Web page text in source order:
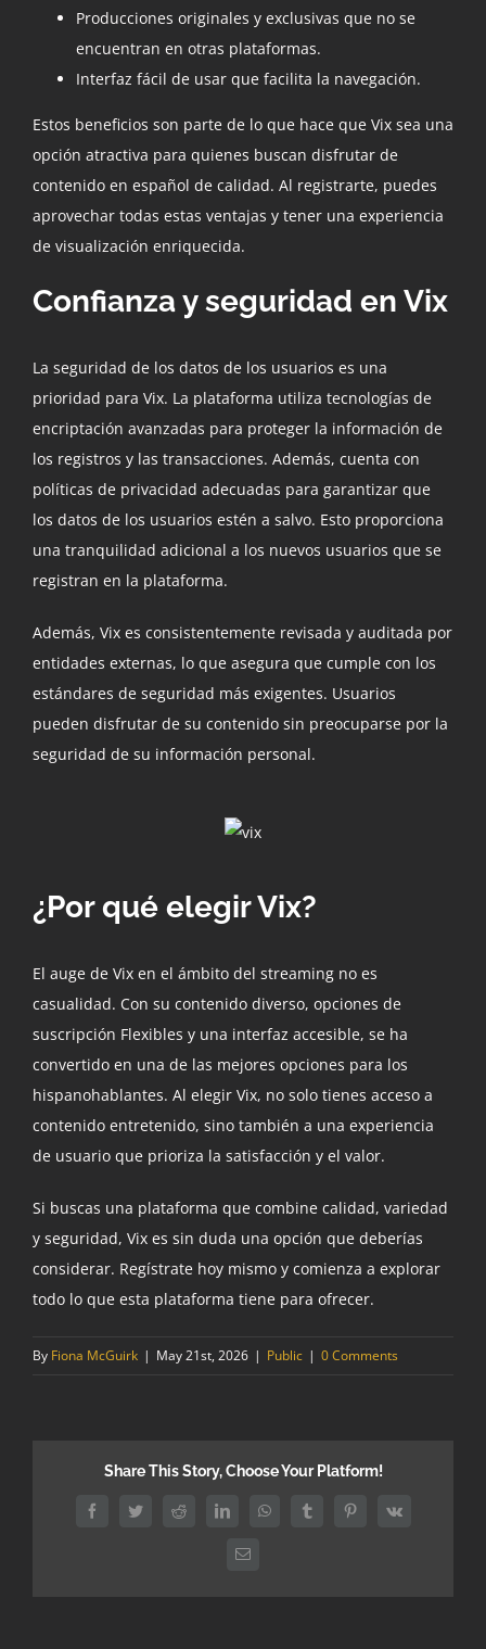
Producciones originales y exclusivas que no se
encuentran en otras plataformas.
Interfaz fácil de usar que facilita la navegación.
Estos beneficios son parte de lo que hace que Vix sea una
opción atractiva para quienes buscan disfrutar de
contenido en español de calidad. Al registrarte, puedes
aprovechar todas estas ventajas y tener una experiencia
de visualización enriquecida.
Confianza y seguridad en Vix
La seguridad de los datos de los usuarios es una
prioridad para Vix. La plataforma utiliza tecnologías de
encriptación avanzadas para proteger la información de
los registros y las transacciones. Además, cuenta con
políticas de privacidad adecuadas para garantizar que
los datos de los usuarios estén a salvo. Esto proporciona
una tranquilidad adicional a los nuevos usuarios que se
registran en la plataforma.
Además, Vix es consistentemente revisada y auditada por
entidades externas, lo que asegura que cumple con los
estándares de seguridad más exigentes. Usuarios
pueden disfrutar de su contenido sin preocuparse por la
seguridad de su información personal.
¿Por qué elegir Vix?
El auge de Vix en el ámbito del streaming no es
casualidad. Con su contenido diverso, opciones de
suscripción Flexibles y una interfaz accesible, se ha
convertido en una de las mejores opciones para los
hispanohablantes. Al elegir Vix, no solo tienes acceso a
contenido entretenido, sino también a una experiencia
de usuario que prioriza la satisfacción y el valor.
Si buscas una plataforma que combine calidad, variedad
y seguridad, Vix es sin duda una opción que deberías
considerar. Regístrate hoy mismo y comienza a explorar
todo lo que esta plataforma tiene para ofrecer.
By Fiona McGuirk | May 21st, 2026 | Public | 0 Comments
Share This Story, Choose Your Platform!
FacebookTwitterReddit LinkedInWhatsAppTumblrPinterest
Vk
Email